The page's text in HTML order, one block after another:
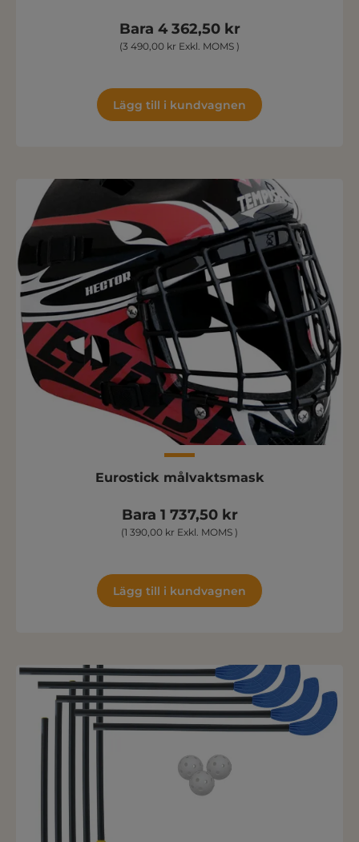
Bara 4 362,50 kr
(3 490,00 kr Exkl. MOMS )
Lägg till i kundvagnen
Eurostick målvaktsmask
Bara 1 737,50 kr
(1 390,00 kr Exkl. MOMS )
Lägg till i kundvagnen